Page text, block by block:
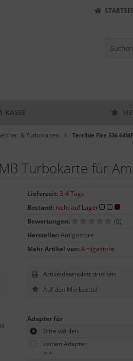
KASSE
& Turbokarten Terrible Fire 536
Turbokarte für
Lieferzeit: 3-4 Tage
Bestand: nicht auf Lager
Bewertungen:
(0)
Hersteller:Amigastore
Mehr Artikel von:Amigastore
Artikeldatenblatt drucken
Adapter für
Bitte wählen
keinen Adapter
> >